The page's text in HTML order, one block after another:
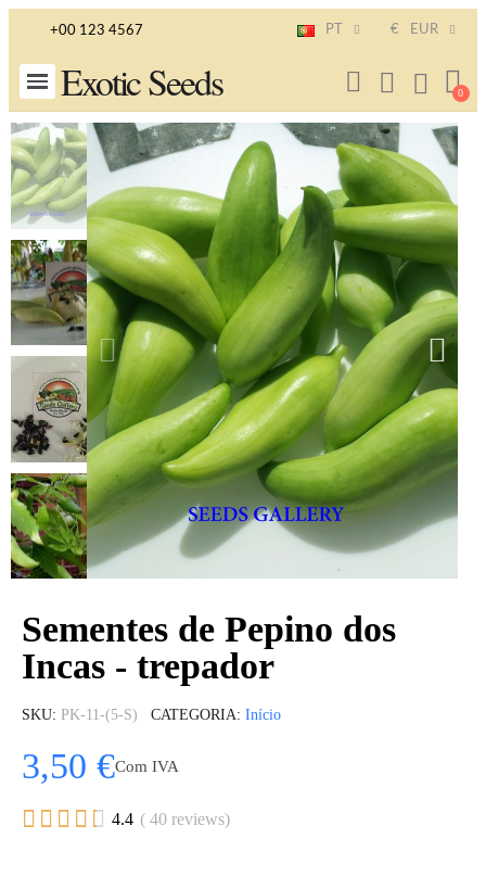
+00 123 4567 PT € EUR
Exotic Seeds
Sementes de Pepino dos
Incas - trepador
SKU PK-11-(5-S) CATEGORIA Início
3,50 €Com IVA
     4.4 ( 40 reviews)